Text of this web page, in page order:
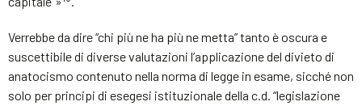
Verrebbe da dire “chi più ne ha più ne metta” tanto è oscura e
suscettibile di diverse valutazioni l’applicazione del divieto di
anatocismo contenuto nella norma di legge in esame, sicché non
solo per principi di esegesi istituzionale della c.d. “legislazione